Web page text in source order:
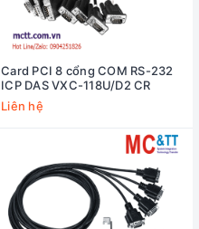
Card PCI 8 cổng COM RS-232
ICP DAS VXC-118U/D2 CR
Liên hệ